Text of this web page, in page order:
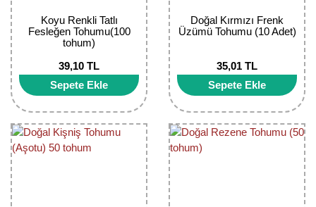
Koyu Renkli Tatlı
Fesleğen Tohumu(100
tohum)
39,10 TL
Sepete Ekle
Doğal Kırmızı Frenk
Üzümü Tohumu (10 Adet)
35,01 TL
Sepete Ekle
Kayısı Fidanı
Kestane Fidanı
Kivi Fidanı